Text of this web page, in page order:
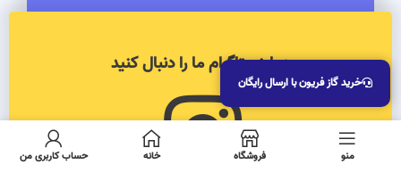
در اینستاگرام ما را دنبال کنید
خرید گاز فریون با ارسال رایگان
منو فروشگاه خانه حساب کاربری من